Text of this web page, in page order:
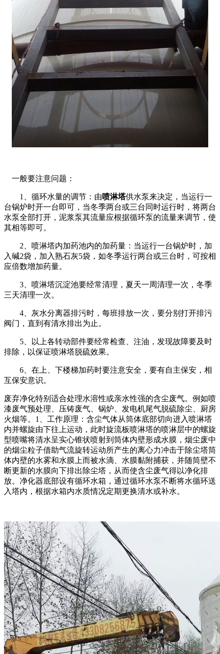
一般要注意问题：
1、循环水量的调节：由喷淋塔供水泵来决定，当运行一
台锅炉时开一台即可，当冬季两台或三台同时运行时，将两台
水泵全部打开，泥浆泵其流量应根据循环泵的流量来调节，使
其相等即可。
2、喷淋塔内加药池内的加药量：当运行一台锅炉时，加
入碱2袋，加入熟石灰5袋，如冬季运行两台或三台时，可按相
应倍数增加药量。
3、喷淋塔沉淀池要经常清理，夏天一周清理一次，冬季
三天清理一次。
4、灰水分离器排污时，每班排放一次，要分别打开排污
阀门，直到有清水排出为止。
5、以上各转动部件要经常检查、注油，发现故障要及时
排除，以保证喷淋塔脱硫效果。
6、在上、下楼梯加药时要注意安全，要有自主保安，相
互保安意识。
废弃净化特别适合处理水溶性或亲水性强的含尘废气。例如喷
漆废气预处理、压铸废气、锅炉、发电机尾气脱硫除尘、厨房
火烟等。1、工作原理：含尘气体从筒体底部切向进入喷淋塔
内并螺旋由下往上运动，此时旋流板喷淋塔的喷淋层中的螺旋
型喷嘴将清水呈实心锥状喷射到筒体内壁形成水膜，烟尘废中
的烟尘粒子借助气流旋转运动所产生的离心力冲击于除尘塔筒
体内壁的水雾和水膜上而被水滴、水膜黏附捕获，并随筒壁不
断更新的水膜向下排出除尘塔，从而使含尘废气得以净化排
放。净化器底部设有循环水箱，通过循环水泵不断将水循环送
入塔内，根据水箱内水质情况定期更换清水或补水。